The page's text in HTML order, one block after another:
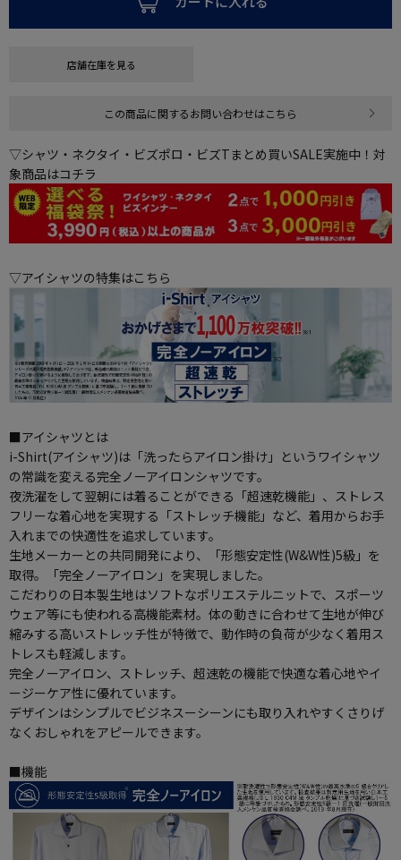
店舗在庫を見る
この商品に関するお問い合わせはこちら
▽シャツ・ネクタイ・ビズポロ・ビズTまとめ買いSALE実施中！対
象商品はコチラ
▽アイシャツの特集はこちら
■アイシャツとは
i-Shirt(アイシャツ)は「洗ったらアイロン掛け」というワイシャツ
の常識を変える完全ノーアイロンシャツです。
夜洗濯をして翌朝には着ることができる「超速乾機能」、ストレス
フリーな着心地を実現する「ストレッチ機能」など、着用からお手
入れまでの快適性を追求しています。
生地メーカーとの共同開発により、「形態安定性(W&W性)5級」を
取得。「完全ノーアイロン」を実現しました。
こだわりの日本製生地はソフトなポリエステルニットで、スポーツ
ウェア等にも使われる高機能素材。体の動きに合わせて生地が伸び
縮みする高いストレッチ性が特徴で、動作時の負荷が少なく着用ス
トレスも軽減します。
完全ノーアイロン、ストレッチ、超速乾の機能で快適な着心地やイ
ージーケア性に優れています。
デザインはシンプルでビジネスーシーンにも取り入れやすくさりげ
なくおしゃれをアピールできます。
■機能